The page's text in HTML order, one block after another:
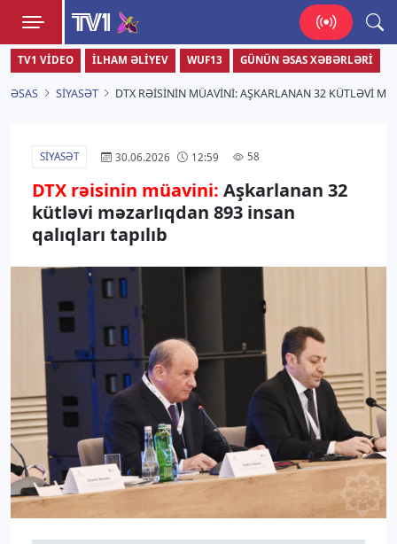
TV1
Zamanı bizimlə yaşa!
TV1 VIDEO İLHAM ƏLIYEV WUF13 GÜNÜN ƏSAS XƏBƏRLƏRI
ƏSAS SIYASƏT DTX RƏISININ MÜAVINI: AŞKARLANAN 32 KÜTLƏVI
SIYASƏT 30.06.2026 12:59 58
DTX rəisinin müavini: Aşkarlanan 32
kütləvi məzarlıqdan 893 insan
qalıqları tapılıb